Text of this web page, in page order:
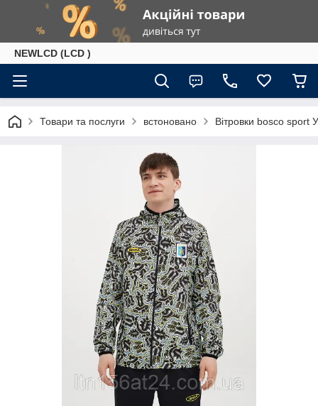
NEWLCD (LCD )
Товари та послуги встоновано Вітровки bosco sport